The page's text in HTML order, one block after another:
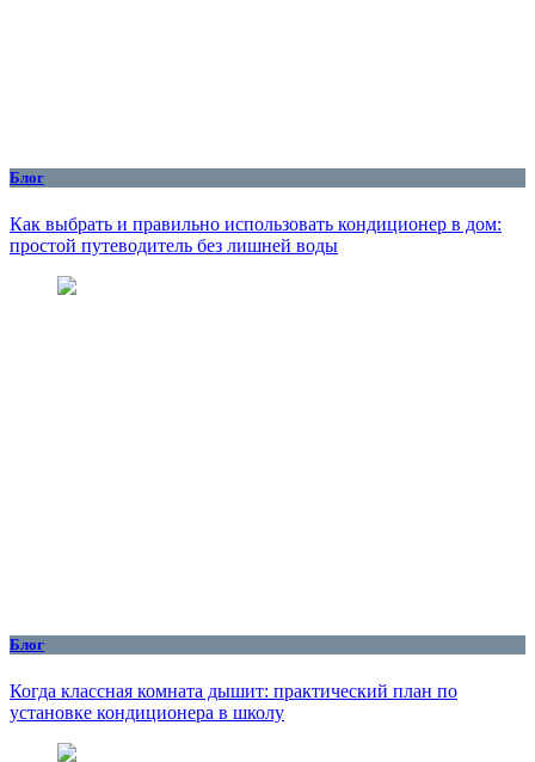
Блог
Как выбрать и правильно использовать кондиционер в дом:
простой путеводитель без лишней воды
Блог
Когда классная комната дышит: практический план по
установке кондиционера в школу